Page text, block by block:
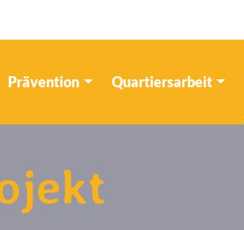
Prävention Quartiersarbeit